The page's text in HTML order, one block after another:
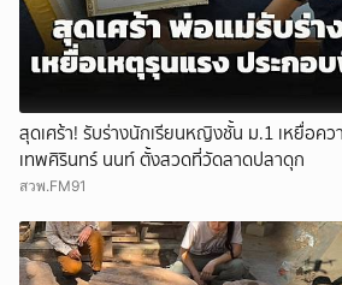
สุดเศร้า! รับร่างนักเรียนหญิงชั้น ม.1 เหยื่อควา
เทพศิรินทร์ นนท์ ตั้งสวดที่วัดลาดปลาดุก
สวพ.FM91